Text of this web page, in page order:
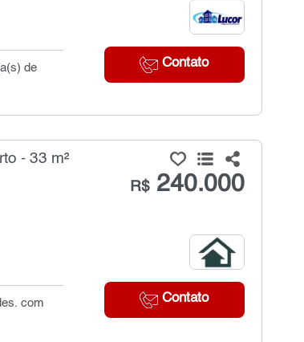
Contato
de
- 33 m²
R$240.000
Contato
com